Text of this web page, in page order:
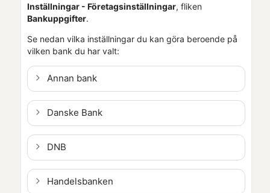
Inställningar - Företagsinställningar, fliken
Bankuppgifter.
Se nedan vilka inställningar du kan göra beroende på
vilken bank du har valt:
Annan bank
Danske Bank
DNB
Handelsbanken